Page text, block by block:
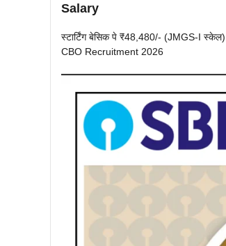
Salary
स्टार्टिंग बेसिक पे ₹48,480/- (JMGS-I
CBO Recruitment 2026